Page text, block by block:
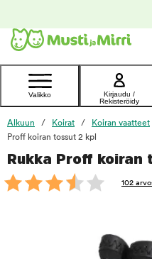
Ota yhteyttä
asiakaspalveluun
Valikko
Kirjaudu /
Rekisteröidy
Alkuun Koirat Koiran vaatteet
Proff koiran tossut 2 kpl
Rukka Proff koiran
102
foo